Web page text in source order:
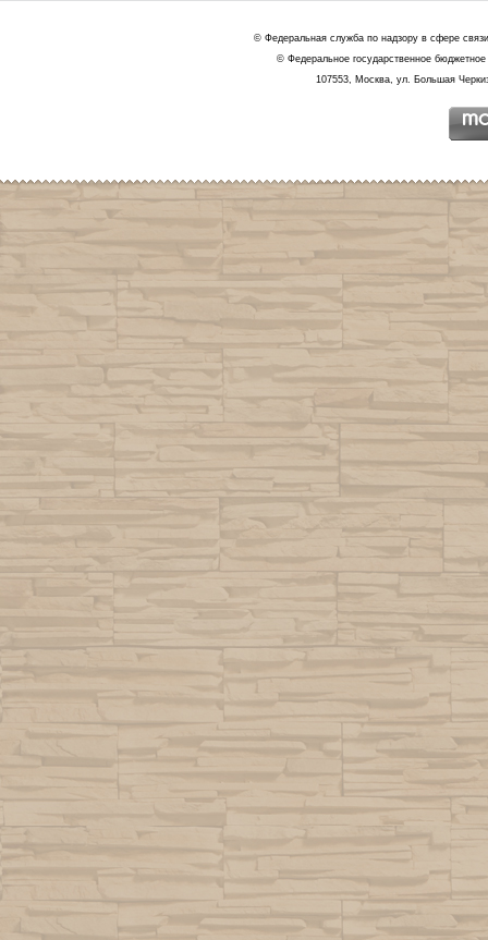
© Федеральная служба по надзору в сфере
© Федеральное государственное
107553, Москва, ул. Большая